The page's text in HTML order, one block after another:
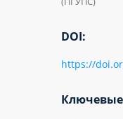
DOI:
https://
Ключевые